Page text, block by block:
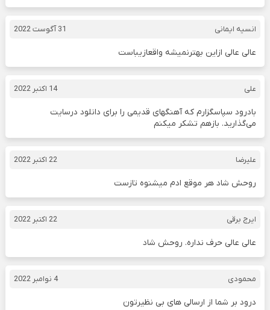
انسیه ایمانی 31 آگوست 2022
عالی عالی ازاین بهترنمیشه واقعازیباست
علی 14 اکتبر 2022
بادرود سپاسگزارم که آهنگهای قدیمی را برای دانلود درسایت
می‌گذارید. بازهم تشکر میکنم
علیرضا 22 اکتبر 2022
روحش شاد هر موقع ادم میشنوه تازست
ایرج برقی 22 اکتبر 2022
عالی عالی حرف نداره. روحش شاد
محمودی 4 نوامبر 2022
درود بر شما از ارسالی های بی نظیرتون